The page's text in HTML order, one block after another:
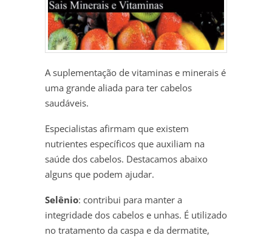
A suplementação de vitaminas e minerais é
uma grande aliada para ter cabelos
saudáveis.
Especialistas afirmam que existem
nutrientes específicos que auxiliam na
saúde dos cabelos. Destacamos abaixo
alguns que podem ajudar.
Selênio: contribui para manter a
integridade dos cabelos e unhas. É utilizado
no tratamento da caspa e da dermatite,